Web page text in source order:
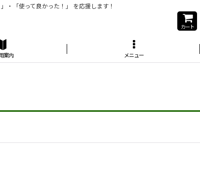
・「使って良かった！」 を応援します！
カート
案内 メニュー